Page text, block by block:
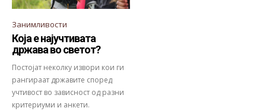
Занимливости
Која е најучтивата
држава во светот?
Постојат неколку извори кои ги
рангираат државите според
учтивост во зависност од разни
критериуми и анкети.